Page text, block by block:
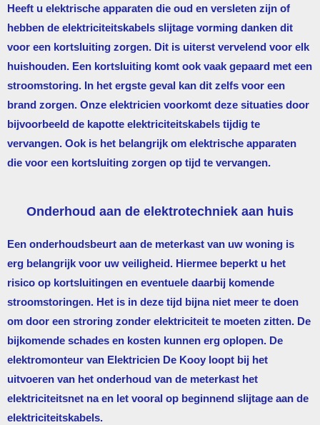
Heeft u elektrische apparaten die oud en versleten zijn of
hebben de elektriciteitskabels slijtage vorming danken dit
voor een kortsluiting zorgen. Dit is uiterst vervelend voor elk
huishouden. Een kortsluiting komt ook vaak gepaard met een
stroomstoring. In het ergste geval kan dit zelfs voor een
brand zorgen. Onze elektricien voorkomt deze situaties door
bijvoorbeeld de kapotte elektriciteitskabels tijdig te
vervangen. Ook is het belangrijk om elektrische apparaten
die voor een kortsluiting zorgen op tijd te vervangen.
Onderhoud aan de elektrotechniek aan huis
Een onderhoudsbeurt aan de meterkast van uw woning is
erg belangrijk voor uw veiligheid. Hiermee beperkt u het
risico op kortsluitingen en eventuele daarbij komende
stroomstoringen. Het is in deze tijd bijna niet meer te doen
om door een stroring zonder elektriciteit te moeten zitten. De
bijkomende schades en kosten kunnen erg oplopen. De
elektromonteur van Elektricien De Kooy loopt bij het
uitvoeren van het onderhoud van de meterkast het
elektriciteitsnet na en let vooral op beginnend slijtage aan de
elektriciteitskabels.